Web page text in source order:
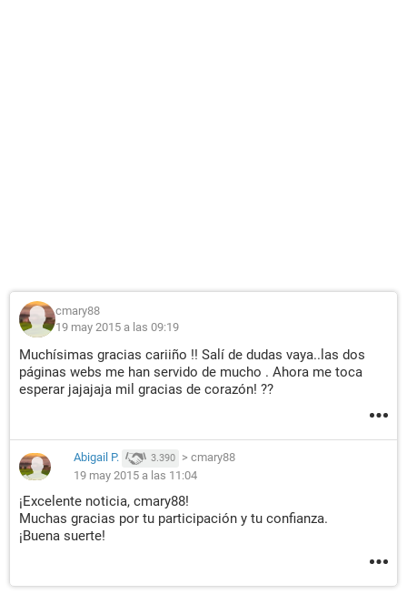
cmary88
19 may 2015 a las 09:19
Muchísimas gracias cariiño !! Salí de dudas vaya..las dos
páginas webs me han servido de mucho . Ahora me toca
esperar jajajaja mil gracias de corazón! ??
Abigail P. 3.390 > cmary88
19 may 2015 a las 11:04
¡Excelente noticia, cmary88!
Muchas gracias por tu participación y tu confianza.
¡Buena suerte!